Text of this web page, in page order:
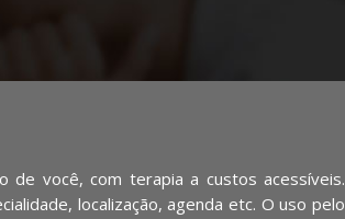
você, com terapia a custos acessíveis.
localização, agenda etc. O uso pelo